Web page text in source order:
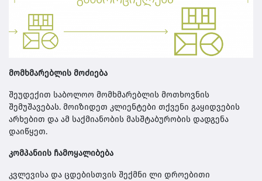
მომხმარებლის მოძიება
შეუდექით საბოლოო მომხმარებლის მოთხოვნის
შემუშავებას. მოიზიდეთ კლიენტები თქვენი გაყიდვების
არხებით და ამ საქმიანობის მასშტაბურობის დად­გენა
დაიწყეთ.
კომპანიის ჩამოყალიბება
კვლევისა და ცდებისთვის შექმნი­ ლი დროებითი